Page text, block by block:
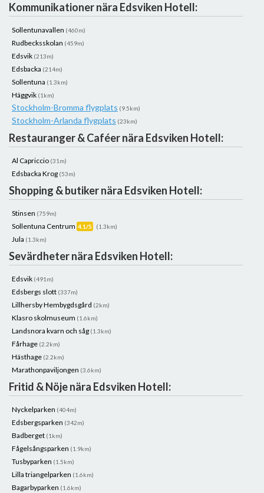
Kommunikationer nära Edsviken Hotell:
Sollentunavallen (460m)
Rudbecksskolan (459m)
Edsvik (213m)
Edsbacka (214m)
Sollentuna (1.3km)
Häggvik (1km)
Stockholm-Bromma flygplats (9.5km)
Stockholm-Arlanda flygplats (23km)
Restauranger & Caféer nära Edsviken Hotell:
Al Capriccio (31m)
Edsbacka Krog (53m)
Shopping & butiker nära Edsviken Hotell:
Stinsen (759m)
Sollentuna Centrum 4.1/5 (1.3km)
Jula (1.3km)
Sevärdheter nära Edsviken Hotell:
Edsvik (491m)
Edsbergs slott (337m)
Lillhersby Hembygdsgård (2km)
Klasro skolmuseum (1.6km)
Landsnora kvarn och såg (1.3km)
Fårhage (2.2km)
Hästhage (2.2km)
Marathonpaviljongen (3.6km)
Fritid & Nöje nära Edsviken Hotell:
Nyckelparken (404m)
Edsbergsparken (342m)
Badberget (1km)
Fågelsångsparken (1.9km)
Tusbyparken (1.5km)
Lilla triangelparken (1.6km)
Bagarbyparken (1.6km)